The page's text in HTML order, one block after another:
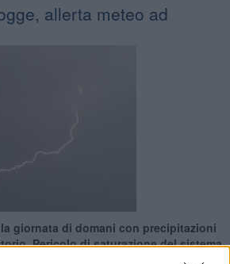
allerta meteo ad
giornata di domani con precipitazioni
Pericolo di saturazione del sistema